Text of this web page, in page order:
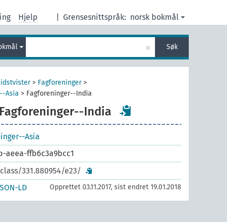
Grensesnittspråk: norsk bokmål
Hjelp
× Søk
> Fagforeninger>
Asia > Fagforeninger--India
Fagforeninger--India
Asia
aeea-ffb6c3a9bcc1
331.880954/e23/
LD Opprettet 03.11.2017, sist endret 19.01.2018